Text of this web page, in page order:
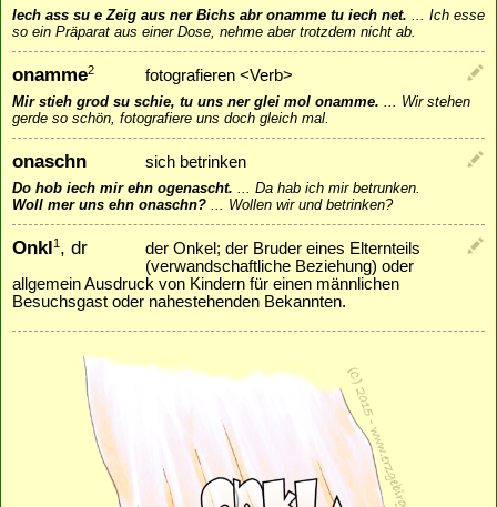
Iech ass su e Zeig aus ner Bichs abr onamme tu iech net.
Ich esse
so ein Präparat aus einer Dose, nehme aber trotzdem nicht ab.
onamme2 fotografieren <Verb>
Mir stieh grod su schie, tu uns ner glei mol onamme.
Wir stehen
gerde so schön, fotografiere uns doch gleich mal.
onaschn sich betrinken
Do hob iech mir ehn ogenascht.
Da hab ich mir betrunken.
Woll mer uns ehn onaschn?
Wollen wir und betrinken?
Onkl1 , dr
der Onkel; der Bruder eines Elternteils
(verwandschaftliche Beziehung) oder
allgemein Ausdruck von Kindern für einen männlichen
Besuchsgast oder nahestehenden Bekannten.